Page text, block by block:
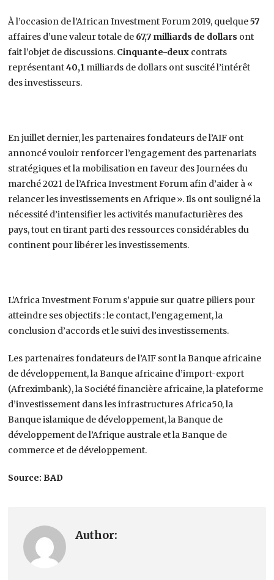
À l’occasion de l’African Investment Forum 2019, quelque57
affaires d’une valeur totale de 67,7 milliards de dollars ont
fait l’objet de discussions. Cinquante-deux contrats
représentant40,1 milliards de dollars ont suscité l’intérêt
des investisseurs.
En juillet dernier, les partenaires fondateurs de l’AIF ont
annoncé vouloir renforcer l’engagement des partenariats
stratégiques et la mobilisation en faveur des Journées du
marché 2021 de l’Africa Investment Forum afin d’aider à «
relancer les investissements en Afrique ». Ils ont souligné la
nécessité d’intensifier les activités manufacturières des
pays, tout en tirant parti des ressources considérables du
continent pour libérer les investissements.
L’Africa Investment Forum s’appuie sur quatre piliers pour
atteindre ses objectifs : le contact, l’engagement, la
conclusion d’accords et le suivi des investissements.
Les partenaires fondateurs de l’AIF sont la Banque africaine
de développement, la Banque africaine d’import-export
(Afreximbank), la Société financière africaine, la plateforme
d’investissement dans les infrastructures Africa50, la
Banque islamique de développement, la Banque de
développement de l’Afrique australe et la Banque de
commerce et de développement.
Source: BAD
Author: